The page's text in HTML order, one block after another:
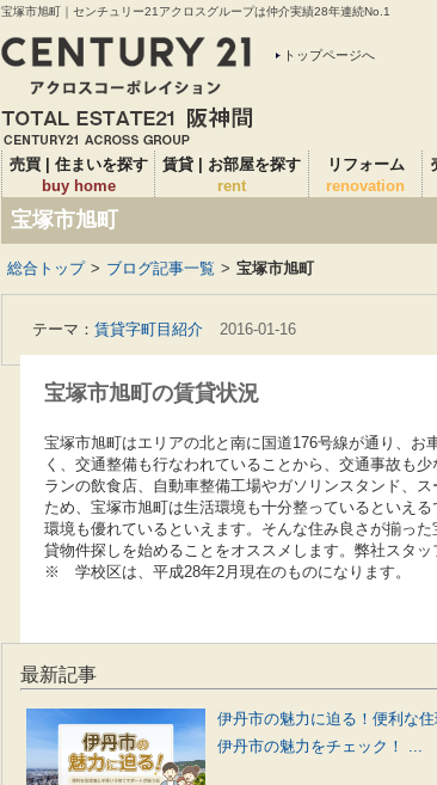
宝塚市旭町｜センチュリー21アクロスグループは仲介実績28年連続No.1
トップページへ
売買 | 住まいを探す
buy home
賃貸 | お部屋を探す
rent
リフォーム
renovation
宝塚市旭町
総合トップ > ブログ記事一覧 > 宝塚市旭町
テーマ： 賃貸字町目紹介 2016-01-16
宝塚市旭町の賃貸状況
宝塚市旭町はエリアの北と南に国道176号線が通り、
く、交通整備も行なわれていることから、交通事故も
ランの飲食店、自動車整備工場やガソリンスタンド、
ため、宝塚市旭町は生活環境も十分整っているといえ
環境も優れているといえます。そんな住み良さが揃っ
貸物件探しを始めることをオススメします。弊社スタ
※ 学校区は、平成28年2月現在のものになります。
最新記事
伊丹市の魅力をチェック！ ...